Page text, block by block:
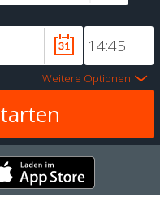
Weitere Optionen